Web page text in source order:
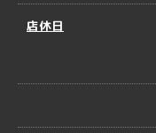
店休日